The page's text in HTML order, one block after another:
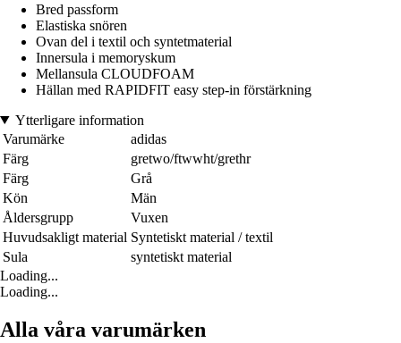
Bred passform
Elastiska snören
Ovan del i textil och syntetmaterial
Innersula i memoryskum
Mellansula CLOUDFOAM
Hällan med RAPIDFIT easy step-in förstärkning
Ytterligare information
Varumärke
adidas
Färg
gretwo/ftwwht/grethr
Färg
Grå
Kön
Män
Åldersgrupp
Vuxen
Huvudsakligt material Syntetiskt material / textil
Sula
syntetiskt material
Loading...
Loading...
Alla våra varumärken